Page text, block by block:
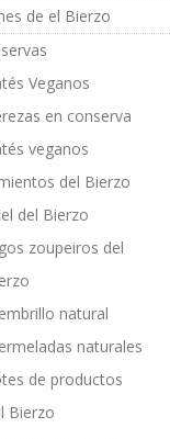
de el Bierzo
Veganos
en conserva
veganos
del Bierzo
del Bierzo
zoupeiros del
natural
naturales
de productos
Bierzo